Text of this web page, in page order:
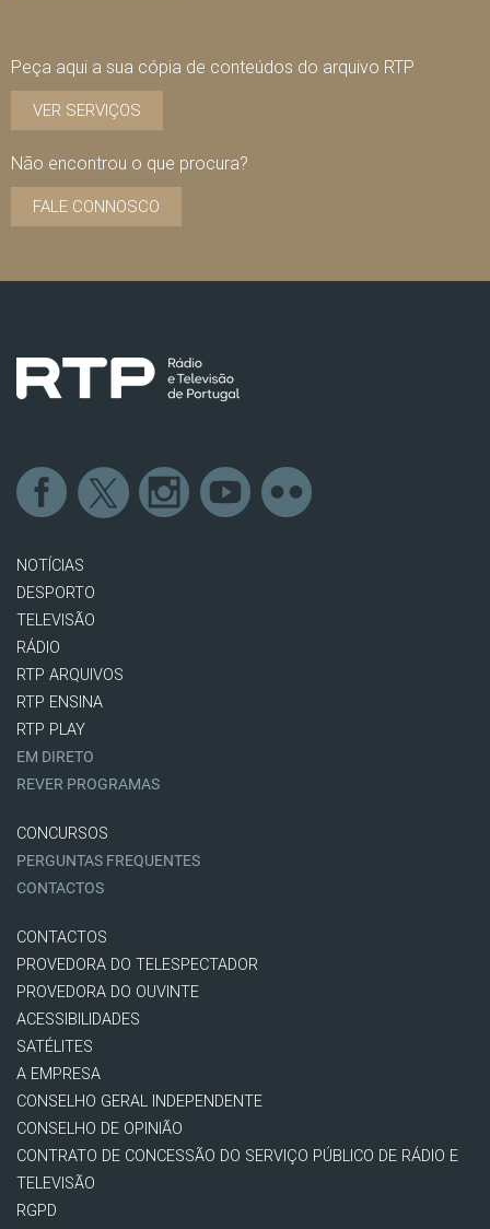
Peça aqui a sua cópia de conteúdos do arquivo RTP
VER SERVIÇOS
Não encontrou o que procura?
FALE CONNOSCO
NOTÍCIAS
DESPORTO
TELEVISÃO
RÁDIO
RTP ARQUIVOS
RTP ENSINA
RTP PLAY
EM DIRETO
REVER PROGRAMAS
CONCURSOS
PERGUNTAS FREQUENTES
CONTACTOS
CONTACTOS
PROVEDORA DO TELESPECTADOR
PROVEDORA DO OUVINTE
ACESSIBILIDADES
SATÉLITES
A EMPRESA
CONSELHO GERAL INDEPENDENTE
CONSELHO DE OPINIÃO
CONTRATO DE CONCESSÃO DO SERVIÇO PÚBLICO DE RÁDIO E
TELEVISÃO
RGPD